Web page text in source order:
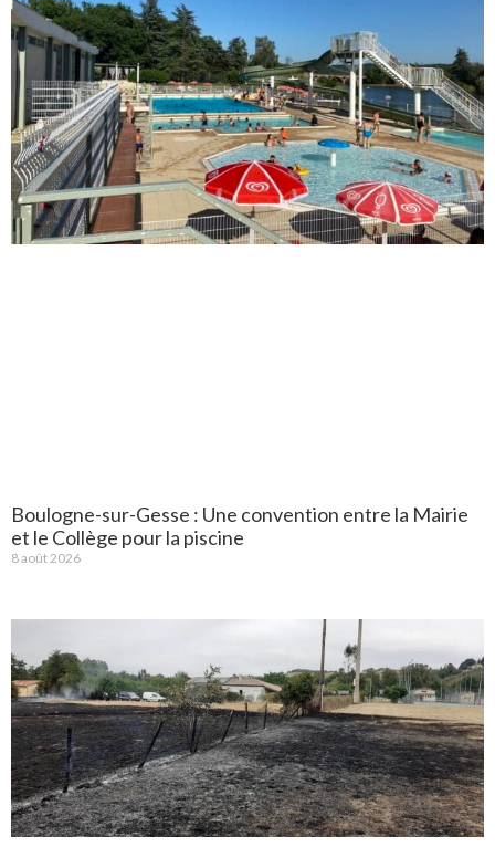
Boulogne-sur-Gesse : Une convention entre la Mairie
et le Collège pour la piscine
8 août 2026